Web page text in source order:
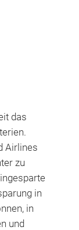
das
Airlines
zu
in
in
und